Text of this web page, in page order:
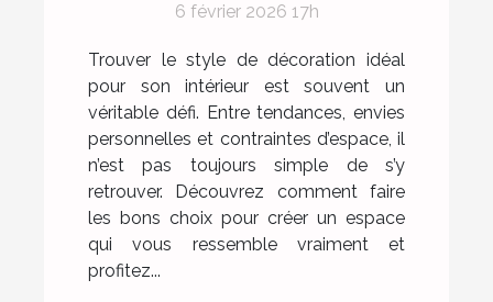
6 février 2026 17h
Trouver le style de décoration idéal
pour son intérieur est souvent un
véritable défi. Entre tendances, envies
personnelles et contraintes d’espace, il
n’est pas toujours simple de s’y
retrouver. Découvrez comment faire
les bons choix pour créer un espace
qui vous ressemble vraiment et
profitez...